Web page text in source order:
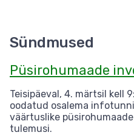
Sündmused
Püsirohumaade
Teisipäeval, 4. märtsil kell
oodatud osalema
väärtuslike
tulemusi.